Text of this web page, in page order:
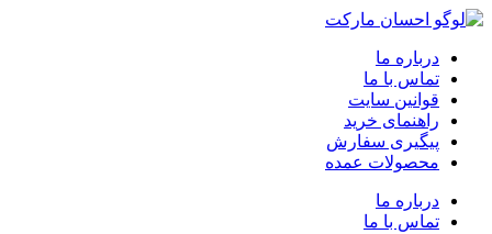
درباره ما
تماس با ما
قوانین سایت
راهنمای خرید
پیگیری سفارش
محصولات عمده
درباره ما
تماس با ما